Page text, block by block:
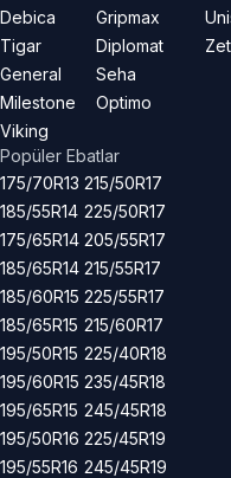
Debica
Tigar
General
Milestone
Viking
Gripmax
Diplomat
Seha
Optimo
Popüler Ebatlar
175/70R13
185/55R14
175/65R14
185/65R14
185/60R15
185/65R15
195/50R15
195/60R15
195/65R15
195/50R16
195/55R16
215/50R17
225/50R17
205/55R17
215/55R17
225/55R17
215/60R17
225/40R18
235/45R18
245/45R18
225/45R19
245/45R19